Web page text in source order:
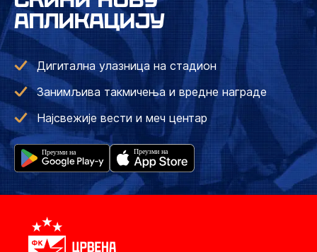
АПЛИКАЦИЈУ
Дигитална улазница на стадион
Занимљива такмичења и вредне награде
Најсвежије вести и меч центар